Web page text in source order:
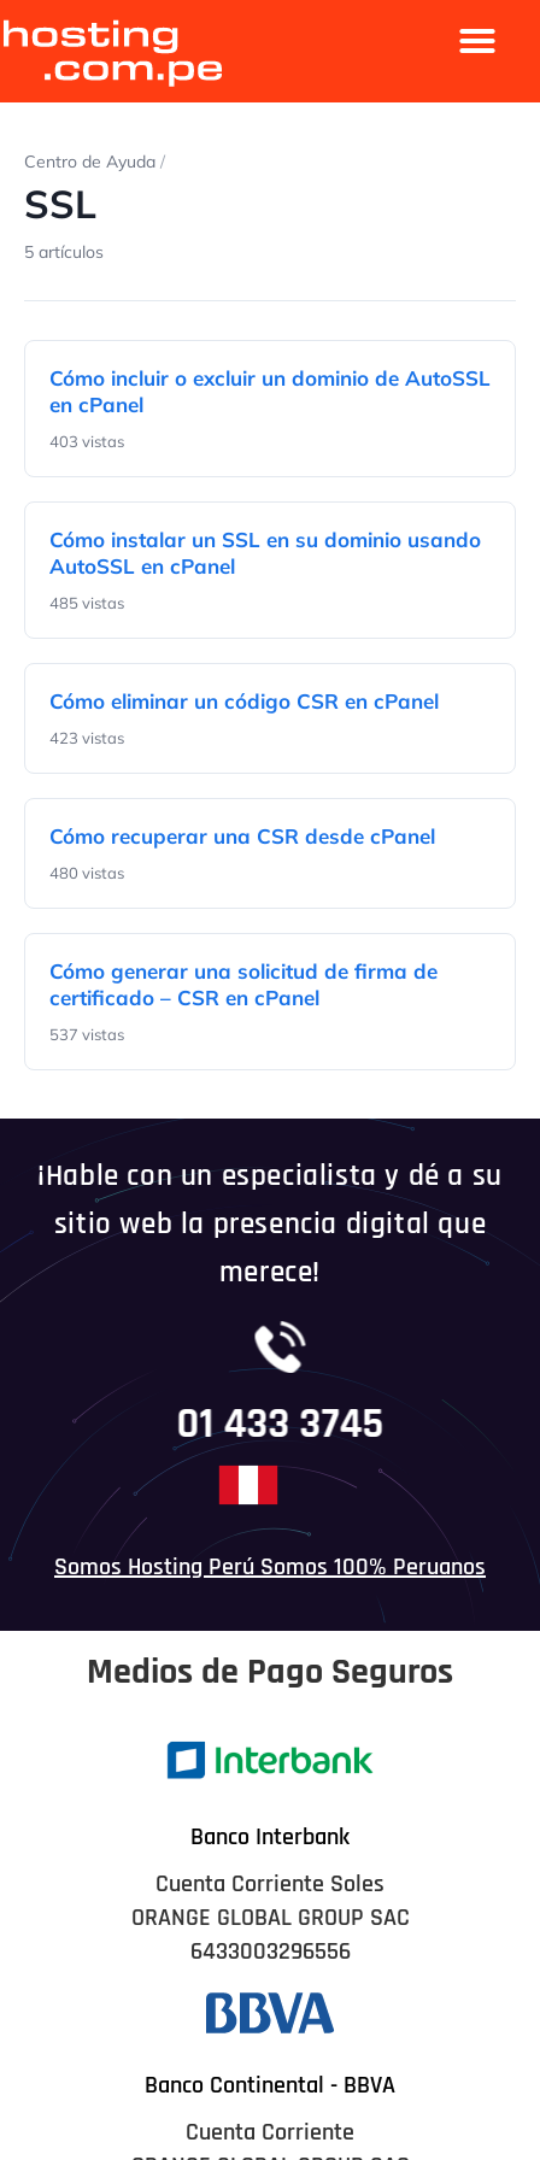
Centro de Ayuda /
SSL
5 artículos
Cómo incluir o excluir un dominio de AutoSSL
en cPanel
403 vistas
Cómo instalar un SSL en su dominio usando
AutoSSL en cPanel
485 vistas
Cómo eliminar un código CSR en cPanel
423 vistas
Cómo recuperar una CSR desde cPanel
480 vistas
Cómo generar una solicitud de firma de
certificado – CSR en cPanel
537 vistas
¡Hable con un especialista y dé a su
sitio web la presencia digital que
merece!
01 433 3745
Somos Hosting Perú Somos 100% Peruanos
Medios de Pago Seguros
Banco Interbank
Cuenta Corriente Soles
ORANGE GLOBAL GROUP SAC
6433003296556
Banco Continental - BBVA
Cuenta Corriente